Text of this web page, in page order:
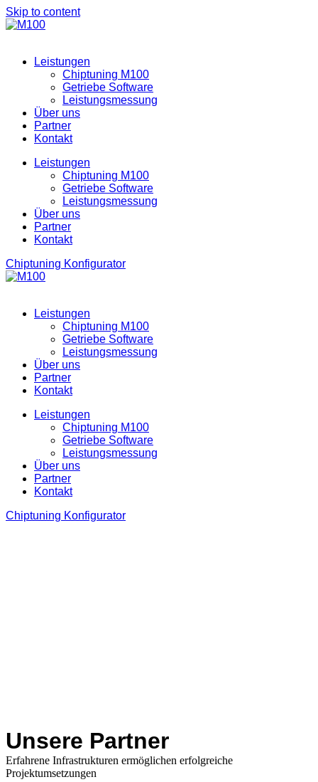
Skip to content
Leistungen
Chiptuning M100
Getriebe Software
Leistungsmessung
Über uns
Partner
Kontakt
Leistungen
Chiptuning M100
Getriebe Software
Leistungsmessung
Über uns
Partner
Kontakt
Chiptuning Konfigurator
Leistungen
Chiptuning M100
Getriebe Software
Leistungsmessung
Über uns
Partner
Kontakt
Leistungen
Chiptuning M100
Getriebe Software
Leistungsmessung
Über uns
Partner
Kontakt
Chiptuning Konfigurator
Unsere Partner
Erfahrene Infrastrukturen ermöglichen erfolgreiche
Projektumsetzungen